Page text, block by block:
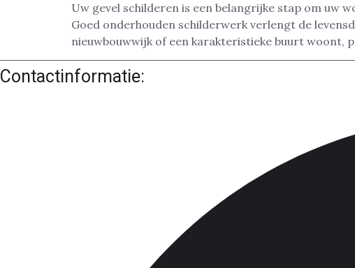
Uw gevel schilderen is een belangrijke stap om uw
Goed onderhouden schilderwerk verlengt de
nieuwbouwwijk of een karakteristieke buurt woont,
Contactinformatie: